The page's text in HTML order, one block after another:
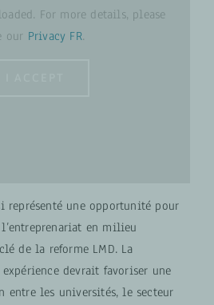
For more details, please
our Privacy FR.
représenté une opportunité pour
en milieu
de la reforme LMD. La
devrait favoriser une
entre les universités, le secteur